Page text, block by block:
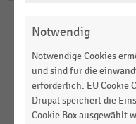
Engagement
MEHR
ANZEIGEN
Keine
Ergebnisse
gefunden
Notwendig
Notwendige Cookies
und sind für die
erforderlich. EU Cookie
Drupal speichert die
Cookie Box ausgewählt